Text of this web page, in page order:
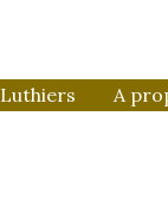
Luthiers A